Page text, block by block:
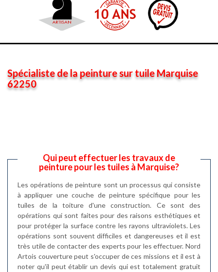
Spécialiste de la peinture sur tuile Marquise
62250
Qui peut effectuer les travaux de
peinture pour les tuiles à Marquise?
Les opérations de peinture sont un processus qui consiste
à appliquer une couche de peinture spécifique pour les
tuiles de la toiture d'une construction. Ce sont des
opérations qui sont faites pour des raisons esthétiques et
pour protéger la surface contre les rayons ultraviolets. Les
opérations sont souvent difficiles et dangereuses et il est
très utile de contacter des experts pour les effectuer. Nord
Artois couverture peut s'occuper de ces missions et il est à
noter qu'il peut établir un devis qui est totalement gratuit